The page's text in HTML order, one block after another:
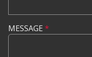
MESSAGE *